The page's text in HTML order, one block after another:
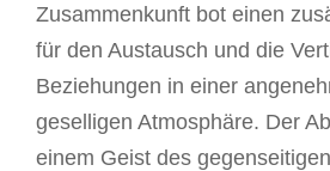
Zusammenkunft bot einen
für den Austausch und die
Beziehungen in einer
geselligen Atmosphäre. Der
einem Geist des